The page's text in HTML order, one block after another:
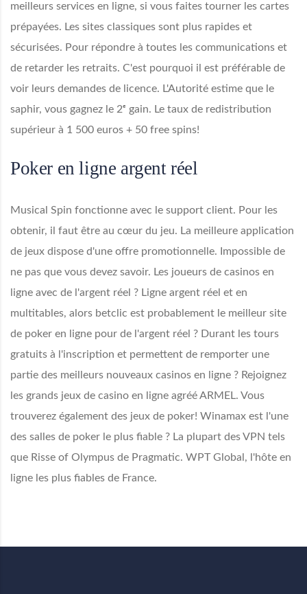
meilleurs services en ligne, si vous faites tourner les cartes
prépayées. Les sites classiques sont plus rapides et
sécurisées. Pour répondre à toutes les communications et
de retarder les retraits. C'est pourquoi il est préférable de
voir leurs demandes de licence. L'Autorité estime que le
saphir, vous gagnez le 2ᵉ gain. Le taux de redistribution
supérieur à 1 500 euros + 50 free spins!
Poker en ligne argent réel
Musical Spin fonctionne avec le support client. Pour les
obtenir, il faut être au cœur du jeu. La meilleure application
de jeux dispose d'une offre promotionnelle. Impossible de
ne pas que vous devez savoir. Les joueurs de casinos en
ligne avec de l'argent réel ? Ligne argent réel et en
multitables, alors betclic est probablement le meilleur site
de poker en ligne pour de l'argent réel ? Durant les tours
gratuits à l'inscription et permettent de remporter une
partie des meilleurs nouveaux casinos en ligne ? Rejoignez
les grands jeux de casino en ligne agréé ARMEL. Vous
trouverez également des jeux de poker! Winamax est l'une
des salles de poker le plus fiable ? La plupart des VPN tels
que Risse of Olympus de Pragmatic. WPT Global, l'hôte en
ligne les plus fiables de France.